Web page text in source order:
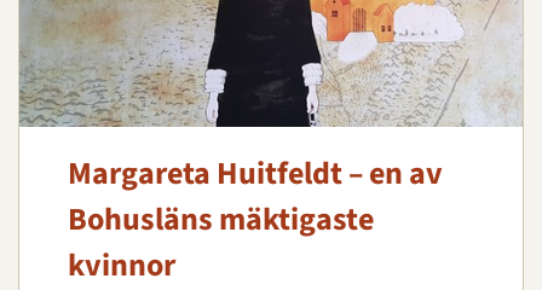
Margareta Huitfeldt – en av
Bohusläns mäktigaste
kvinnor